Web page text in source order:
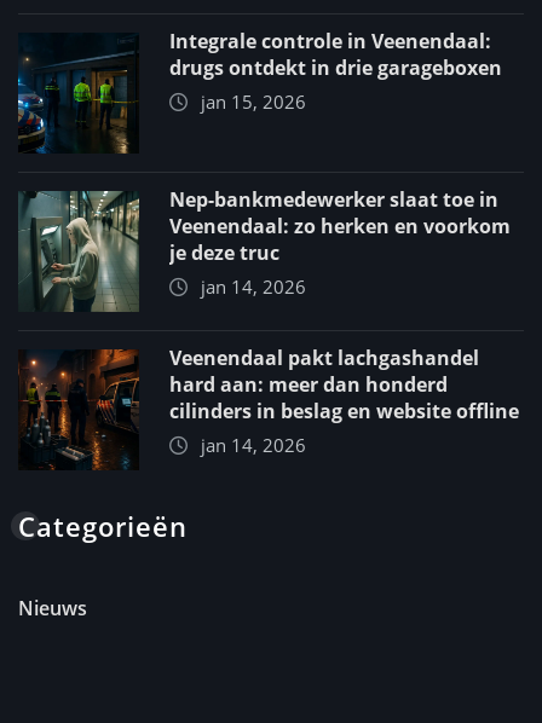
Integrale controle in Veenendaal:
drugs ontdekt in drie garageboxen
jan 15, 2026
Nep-bankmedewerker slaat toe in
Veenendaal: zo herken en voorkom
je deze truc
jan 14, 2026
Veenendaal pakt lachgashandel
hard aan: meer dan honderd
cilinders in beslag en website offline
jan 14, 2026
Categorieën
Nieuws